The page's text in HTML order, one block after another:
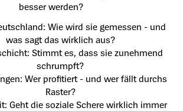
besser werden?
Wie wird sie gemessen - und
was sagt das wirklich aus?
Stimmt es, dass sie zunehmend
schrumpft?
Wer profitiert - und wer fällt durchs
Raster?
Geht die soziale Schere wirklich immer